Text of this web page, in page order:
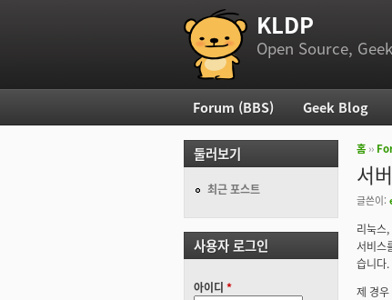
부 메뉴 KLDP
Open Source,
현재
홈 ››
서
글쓴이:
리눅스
서비스
습니다.
제 경
주 메뉴
Forum (BBS) Geek Blog
둘러보기
최근 포스트
사용자 로그인
아이디 *